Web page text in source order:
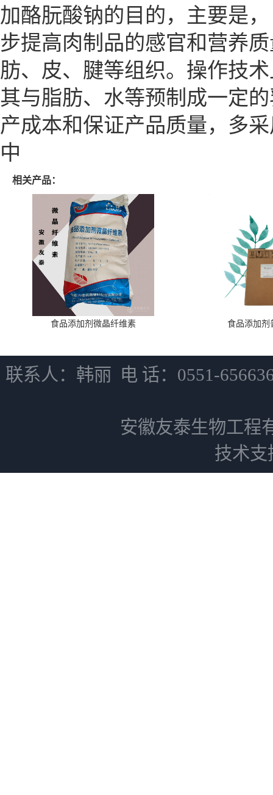
加酪朊酸钠的目的，主要是
步提高肉制品的感官和营养
肪、皮、腱等组织。操作技
其与脂肪、水等预制成一定
产成本和保证产品质量，多
中
相关产品：
食品添加剂微晶纤维素 食品添加剂
联系人：韩丽 电 话：0551-
安徽友泰生物工程
技术